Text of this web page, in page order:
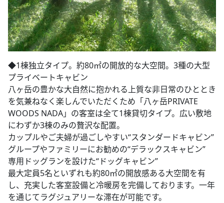
◆​1棟独立タイプ。約80㎡の開放的な大空間。3種の大型
プライベートキャビン
八ヶ岳の豊かな大自然に抱かれる上質な非日常のひととき
を気兼ねなく楽しんでいただくため「八ヶ岳PRIVATE
WOODS NADA」の客室は全て1棟貸切タイプ。広い敷地
にわずか3棟のみの贅沢な配置。
カップルやご夫婦が過ごしやすい“スタンダードキャビン”
グループやファミリーにお勧めの“デラックスキャビン”
専用ドッグランを設けた“ドッグキャビン”
最大定員5名といずれも約80㎡の開放感ある大空間を有
し、充実した客室設備と冷暖房を完備しております。一年
を通じてラグジュアリーな滞在が可能です。